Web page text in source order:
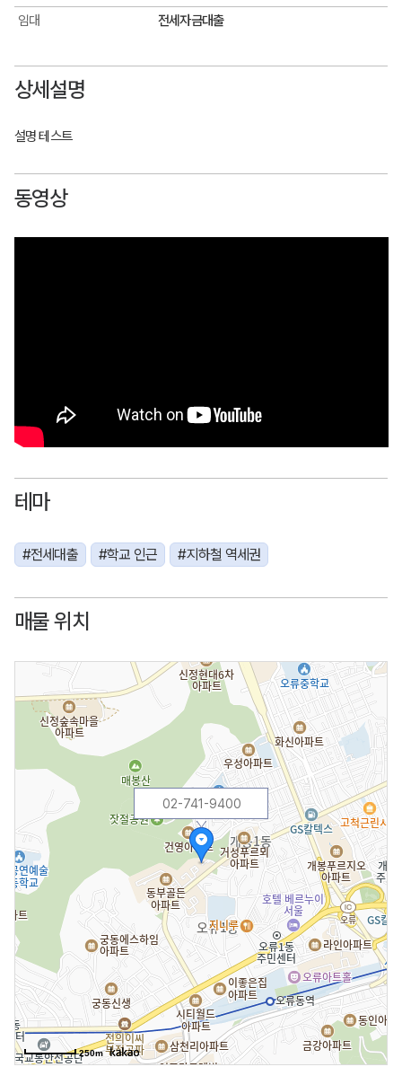
임대 전세자금대출
상세설명
설명 테스트
동영상
테마
#전세대출 #학교 인근 #지하철 역세권
매물 위치
02-741-9400
250m